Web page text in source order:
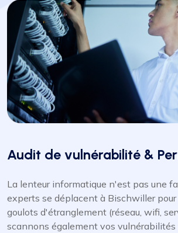
Audit de vulnérabilité &
La lenteur informatique n'est pas une
experts se déplacent à Bischwiller pour
goulots d'étranglement (réseau, wifi,
scannons également vos vulnérabilités